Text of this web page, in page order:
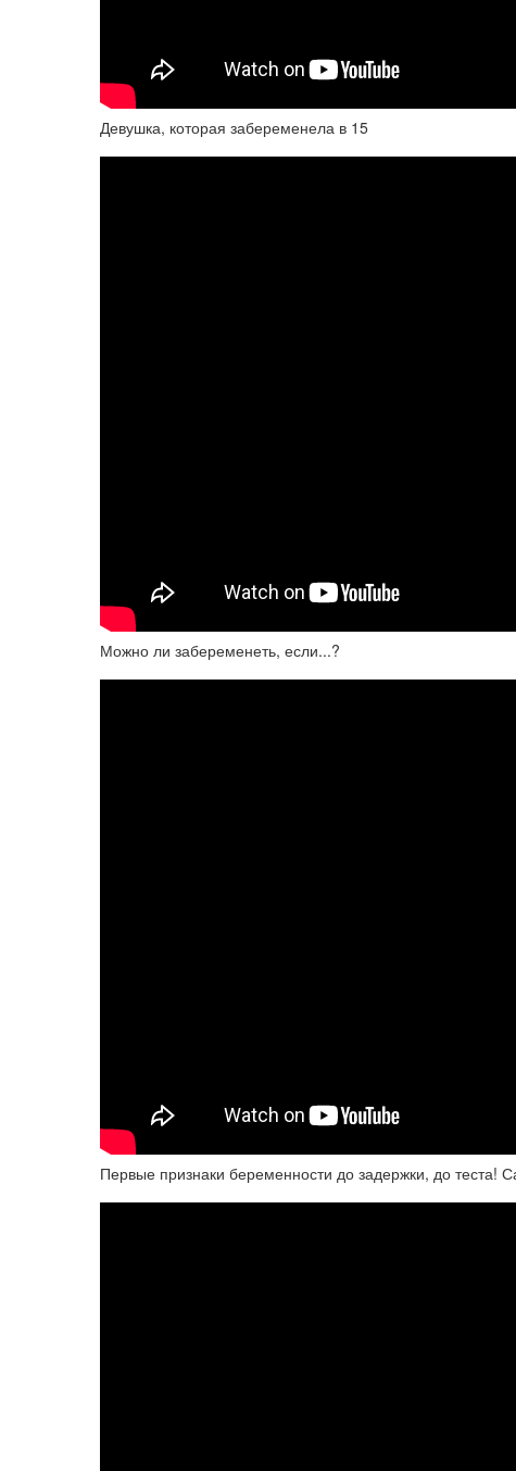
Девушка, которая забеременела в 15
Можно ли забеременеть, если...?
Первые признаки беременности до задержки, до теста!